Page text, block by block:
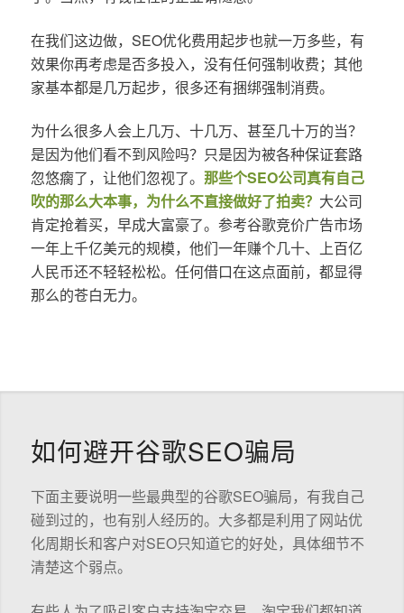
在我们这边做，SEO优化费用起步也就一万多些，有
效果你再考虑是否多投入，没有任何强制收费；其他
家基本都是几万起步，很多还有捆绑强制消费。
为什么很多人会上几万、十几万、甚至几十万的当？
是因为他们看不到风险吗？只是因为被各种保证套路
忽悠瘸了，让他们忽视了。 那些个SEO公司真有自己
吹的那么大本事，为什么不直接做好了拍卖？ 大公司
肯定抢着买，早成大富豪了。参考谷歌竞价广告市场
一年上千亿美元的规模，他们一年赚个几十、上百亿
人民币还不轻轻松松。任何借口在这点面前，都显得
那么的苍白无力。
如何避开谷歌SEO骗局
下面主要说明一些最典型的谷歌SEO骗局，有我自己
碰到过的，也有别人经历的。大多都是利用了网站优
化周期长和客户对SEO只知道它的好处，具体细节不
清楚这个弱点。